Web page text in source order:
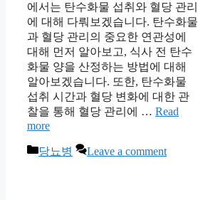
에서는 탄수화물 섭취와 혈당 관리
에 대해 다뤄보겠습니다. 탄수화물
과 혈당 관리의 중요한 연관성에
대해 먼저 알아보고, 식사 전 탄수
화물 양을 산정하는 방법에 대해
알아보겠습니다. 또한, 탄수화물
섭취 시간과 혈당 변화에 대한 관
찰을 통해 혈당 관리에 … Read
more
Categories
당뇨병 Leave a comment